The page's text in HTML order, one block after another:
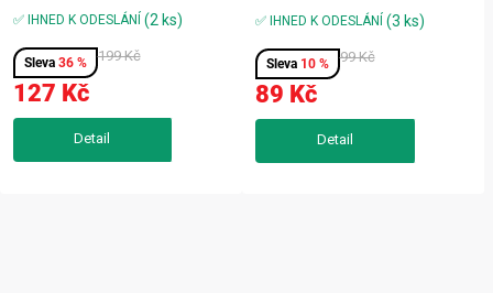
✅ IHNED K ODESLÁNÍ (2 ks)
36 %
127 Kč
199 Kč
praktický výrobek pro
každodenní použití.
✅ IHNED K ODESLÁNÍ (3 ks)
10 %
89 Kč
99 Kč
díky skvělé sadě stolních
kónických svíček. Součástí
balení jsou 4 kusy svíček.
Rozměry jedné svíčky jsou
23x250 milimetrů.